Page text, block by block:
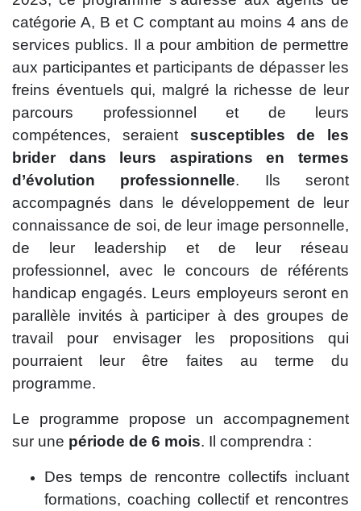
catégorie A, B et C comptant au moins 4 ans de
services publics. Il a pour ambition de permettre
aux participantes et participants de dépasser les
freins éventuels qui, malgré la richesse de leur
parcours professionnel et de leurs
compétences, seraient susceptibles de les
brider dans leurs aspirations en termes
d’évolution professionnelle. Ils seront
accompagnés dans le développement de leur
connaissance de soi, de leur image personnelle,
de leur leadership et de leur réseau
professionnel, avec le concours de référents
handicap engagés. Leurs employeurs seront en
parallèle invités à participer à des groupes de
travail pour envisager les propositions qui
pourraient leur être faites au terme du
programme.
Le programme propose un accompagnement
sur une période de 6 mois. Il comprendra :
Des temps de rencontre collectifs incluant
formations, coaching collectif et rencontres